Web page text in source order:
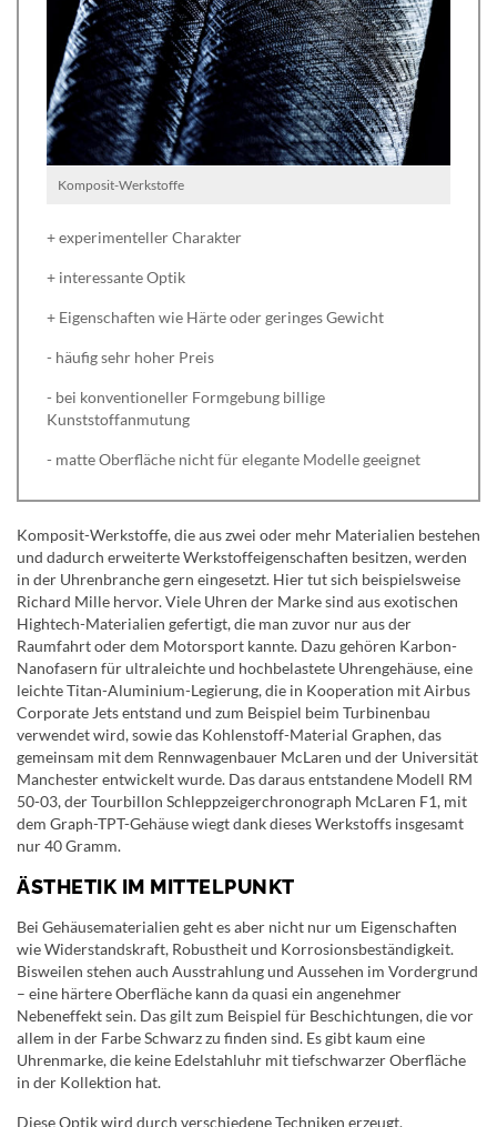
Komposit-Werkstoffe
+ experimenteller Charakter
+ interessante Optik
+ Eigenschaften wie Härte oder geringes Gewicht
- häufig sehr hoher Preis
- bei konventioneller Formgebung billige
Kunststoffanmutung
- matte Oberfläche nicht für elegante Modelle geeignet
Komposit-Werkstoffe, die aus zwei oder mehr Materialien bestehen
und dadurch erweiterte Werkstoffeigenschaften besitzen, werden
in der Uhrenbranche gern eingesetzt. Hier tut sich beispielsweise
Richard Mille hervor. Viele Uhren der Marke sind aus exotischen
Hightech-Materialien gefertigt, die man zuvor nur aus der
Raumfahrt oder dem Motorsport kannte. Dazu gehören Karbon-
Nanofasern für ultraleichte und hochbelastete Uhrengehäuse, eine
leichte Titan-Aluminium-Legierung, die in Kooperation mit Airbus
Corporate Jets entstand und zum Beispiel beim Turbinenbau
verwendet wird, sowie das Kohlenstoff-Material Graphen, das
gemeinsam mit dem Rennwagenbauer McLaren und der Universität
Manchester entwickelt wurde. Das daraus entstandene Modell RM
50-03, der Tourbillon Schleppzeigerchronograph McLaren F1, mit
dem Graph-TPT-Gehäuse wiegt dank dieses Werkstoffs insgesamt
nur 40 Gramm.
ÄSTHETIK IM MITTELPUNKT
Bei Gehäusematerialien geht es aber nicht nur um Eigenschaften
wie Widerstandskraft, Robustheit und Korrosionsbeständigkeit.
Bisweilen stehen auch Ausstrahlung und Aussehen im Vordergrund
– eine härtere Oberfläche kann da quasi ein angenehmer
Nebeneffekt sein. Das gilt zum Beispiel für Beschichtungen, die vor
allem in der Farbe Schwarz zu finden sind. Es gibt kaum eine
Uhrenmarke, die keine Edelstahluhr mit tiefschwarzer Oberfläche
in der Kollektion hat.
Diese Optik wird durch verschiedene Techniken erzeugt.